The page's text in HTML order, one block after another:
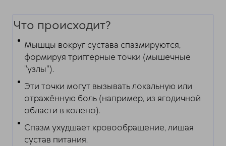
Что происходит?
Мышцы вокруг сустава спазмируются,
формируя триггерные точки (мышечные
"узлы").
Эти точки могут вызывать локальную или
отражённую боль (например, из ягодичной
области в колено).
Спазм ухудшает кровообращение, лишая
сустав питания.